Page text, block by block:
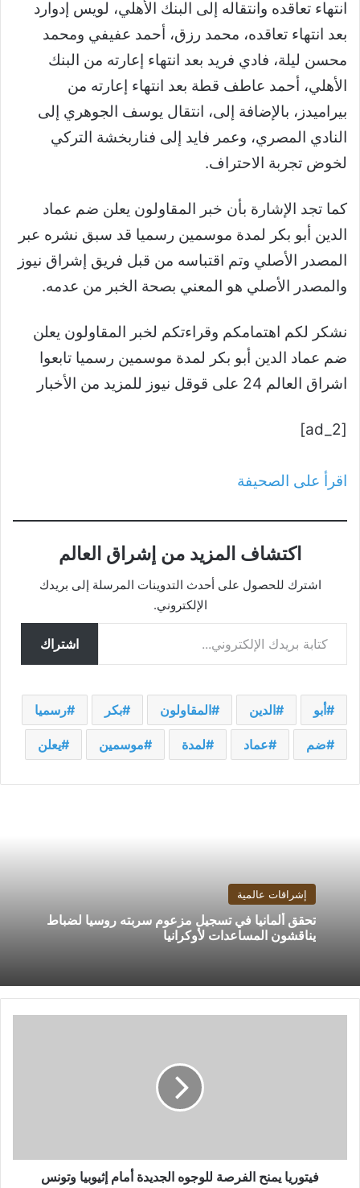
انتهاء تعاقده وانتقاله إلى البنك الأهلي، لويس إدوارد
بعد انتهاء تعاقده، محمد رزق، أحمد عفيفي ومحمد
محسن ليلة، فادي فريد بعد انتهاء إعارته من البنك
الأهلي، أحمد عاطف قطة بعد انتهاء إعارته من
بيراميدز، بالإضافة إلى، انتقال يوسف الجوهري إلى
النادي المصري، وعمر فايد إلى فناربخشة التركي
لخوض تجربة الاحتراف.
كما تجد الإشارة بأن خبر المقاولون يعلن ضم عماد
الدين أبو بكر لمدة موسمين رسميا قد سبق نشره عبر
المصدر الأصلي وتم اقتباسه من قبل فريق إشراق نيوز
والمصدر الأصلي هو المعني بصحة الخبر من عدمه.
نشكر لكم اهتمامكم وقراءتكم لخبر المقاولون يعلن
ضم عماد الدين أبو بكر لمدة موسمين رسميا تابعوا
اشراق العالم 24 على قوقل نيوز للمزيد من الأخبار
[ad_2]
اقرأ على الصحيفة
اكتشاف المزيد من إشراق العالم
اشترك للحصول على أحدث التدوينات المرسلة إلى بريدك
الإلكتروني.
كتابة بريدك الإلكتروني...
اشتراك
أبو الدين المقاولون بكر رسميا
ضم عماد لمدة موسمين يعلن
إشراقات عالمية
تحقق ألمانيا في تسجيل مزعوم سربته روسيا لضباط
يناقشون المساعدات لأوكرانيا
فيتوريا يمنح الفرصة للوجوه الجديدة أمام إثيوبيا وتونس